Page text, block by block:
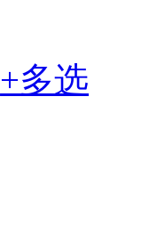
+多选